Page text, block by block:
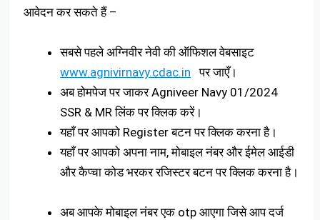
आवेदन कर सकते हैं –
सबसे पहले अग्निवीर नेवी की ऑफिशल वेबसाइट
www.agnivirnavy.cdac.in पर जाएँ।
अब होमपेज पर जाकर Agniveer Navy 01/2024
SSR & MR लिंक पर क्लिक करें।
यहाँ पर आपको Register बटन पर क्लिक करना है।
यहाँ पर आपको अपना नाम, मोबाइल नंबर और ईमेल आईडी
और कैप्चा कोड भरकर रजिस्टर बटन पर क्लिक करना है।
अब आपके मोबाइल नंबर एक otp आएगा जिसे आप दर्ज